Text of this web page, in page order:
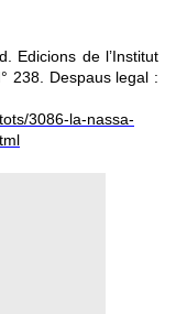
Edicions de l’Institut
238. Despaus legal :
3086-la-nassa-